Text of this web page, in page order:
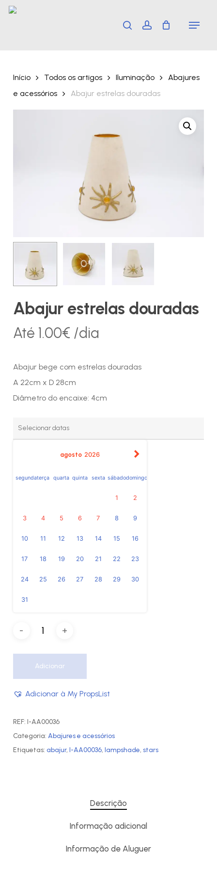
Skip
search account Menu
Início Todos os artigos Iluminação
Abajures
e acessórios
Abajur estrelas douradas
Abajur estrelas douradas
Até 1.00€ /dia
Abajur bege com estrelas douradas
A 22cm x D 28cm
Diâmetro do encaixe: 4cm
agosto 2026
segundaterça quarta quinta sexta sábadodomingo
1 2
3 4 5 6 7 8 9
10 11 12 13 14 15 16
17 18 19 20 21 22 23
24 25 26 27 28 29 30
31
Adicionar
Adicionar à My PropsList
REF: I-AA00036
Categoria: Abajures e acessórios
Etiquetas: abajur, I-AA00036, lampshade, stars
Descrição
Informação adicional
Informação de Aluguer